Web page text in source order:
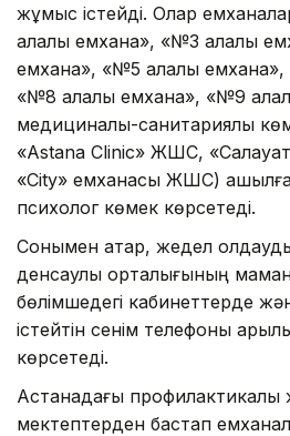
жұмыс істейді. Олар
қалалық емхана», «№3 қалалық
емхана», «№5 қалалық
«№8 қалалық емхана», «№9
медициналық-санитариялық
«Astana Clinic» ЖШС,
«City» емханасы ЖШС)
психолог көмек көрсетеді.
Сонымен қатар, жедел
денсаулық орталығының
бөлімшедегі кабинеттерде
істейтін сенім телефоны
көрсетеді.
Астанадағы
мектептерден бастап